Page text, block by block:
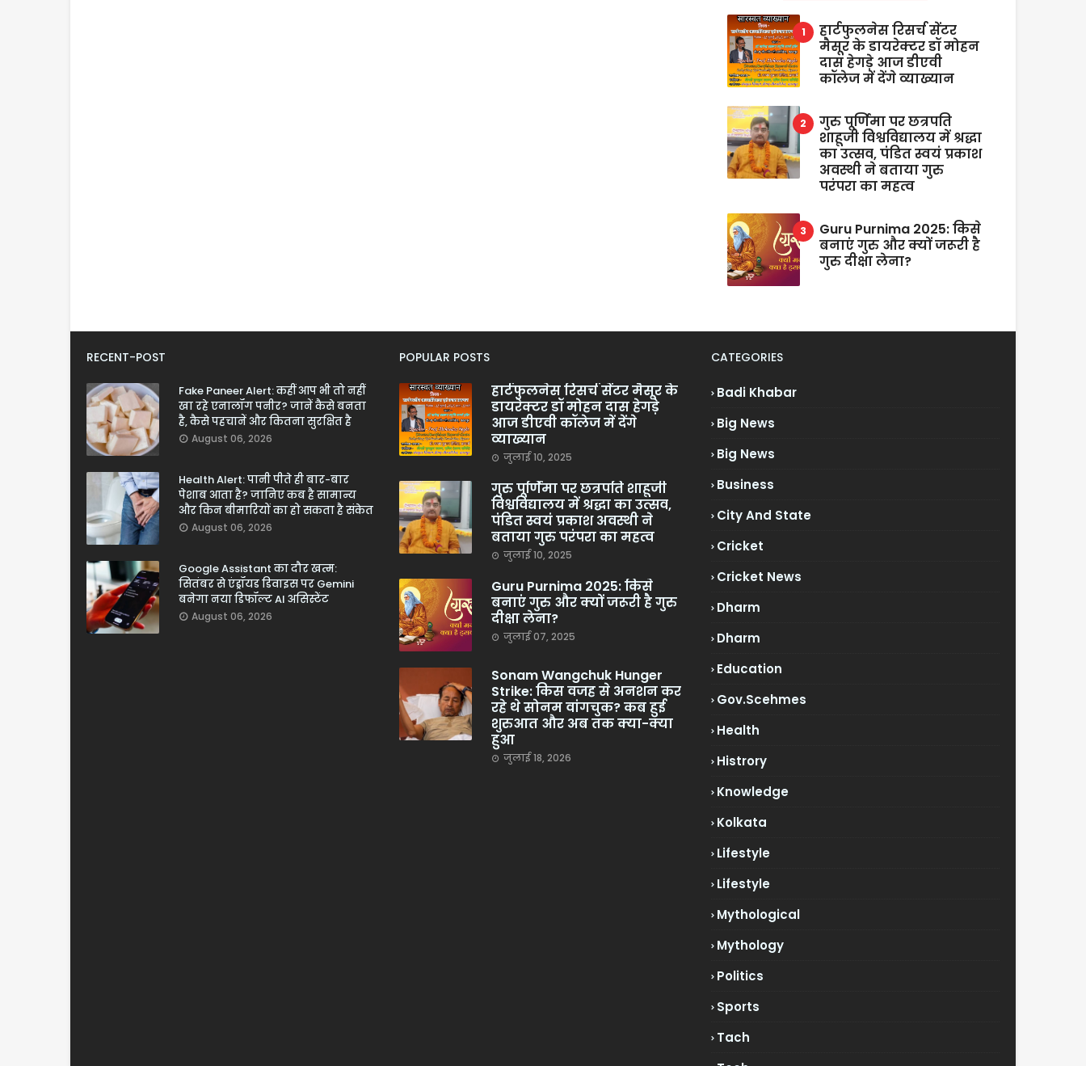
हार्टफुलनेस रिसर्च सेंटर
मैसूर के डायरेक्टर डॉ मोहन
दास हेगड़े आज डीएवी
कॉलेज में देंगे व्याख्यान
गुरु पूर्णिमा पर छत्रपति
शाहूजी विश्वविद्यालय में श्रद्धा
का उत्सव, पंडित स्वयं प्रकाश
अवस्थी ने बताया गुरु
परंपरा का महत्व
Guru Purnima 2025: किसे
बनाएं गुरु और क्यों जरूरी है
गुरु दीक्षा लेना?
RECENT-POST
Fake Paneer Alert: कहीं आप भी तो नहीं
खा रहे एनालॉग पनीर? जानें कैसे बनता
है, कैसे पहचानें और कितना सुरक्षित है
August 06, 2026
Health Alert: पानी पीते ही बार-बार
पेशाब आता है? जानिए कब है सामान्य
और किन बीमारियों का हो सकता है संकेत
August 06, 2026
Google Assistant का दौर खत्म:
सितंबर से एंड्रॉयड डिवाइस पर Gemini
बनेगा नया डिफॉल्ट AI असिस्टेंट
August 06, 2026
POPULAR POSTS
हार्टफुलनेस रिसर्च सेंटर मैसूर के
डायरेक्टर डॉ मोहन दास हेगड़े
आज डीएवी कॉलेज में देंगे
व्याख्यान
जुलाई 10, 2025
गुरु पूर्णिमा पर छत्रपति शाहूजी
विश्वविद्यालय में श्रद्धा का उत्सव,
पंडित स्वयं प्रकाश अवस्थी ने
बताया गुरु परंपरा का महत्व
जुलाई 10, 2025
Guru Purnima 2025: किसे
बनाएं गुरु और क्यों जरूरी है गुरु
दीक्षा लेना?
जुलाई 07, 2025
Sonam Wangchuk Hunger
Strike: किस वजह से अनशन कर
रहे थे सोनम वांगचुक? कब हुई
शुरुआत और अब तक क्या-क्या
हुआ
जुलाई 18, 2026
CATEGORIES
Badi Khabar
Big News
Big News
Business
City And State
Cricket
Cricket News
Dharm
Dharm
Education
Gov.scehmes
Health
Histrory
Knowledge
Kolkata
Lifestyle
Lifestyle
Mythological
Mythology
Politics
Sports
Tach